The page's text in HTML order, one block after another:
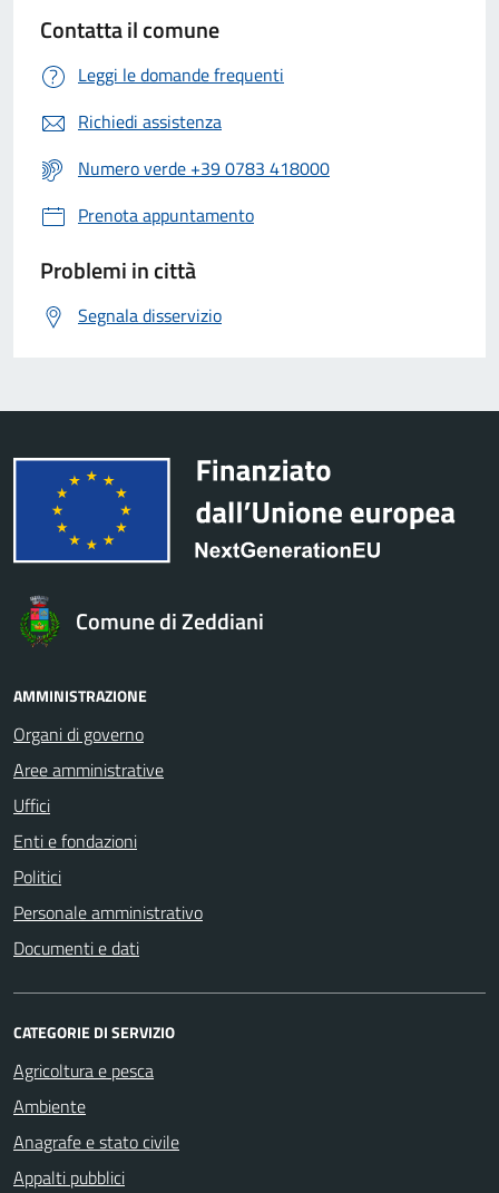
Contatta il comune
Leggi le domande frequenti
Richiedi assistenza
Numero verde +39 0783 418000
Prenota appuntamento
Problemi in città
Segnala disservizio
Comune di Zeddiani
AMMINISTRAZIONE
Organi di governo
Aree amministrative
Uffici
Enti e fondazioni
Politici
Personale amministrativo
Documenti e dati
CATEGORIE DI SERVIZIO
Agricoltura e pesca
Ambiente
Anagrafe e stato civile
Appalti pubblici